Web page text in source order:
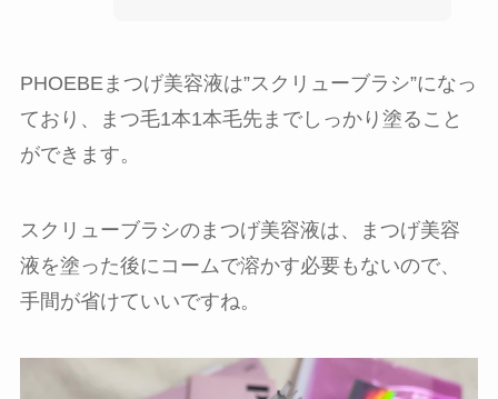
PHOEBEまつげ美容液は”スクリューブラシ”になっ
ており、まつ毛1本1本毛先までしっかり塗ること
ができます。
スクリューブラシのまつげ美容液は、まつげ美容
液を塗った後にコームで溶かす必要もないので、
手間が省けていいですね。